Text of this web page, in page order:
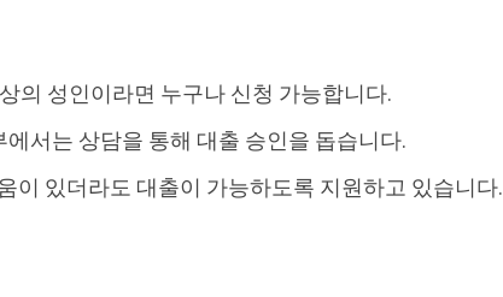
의 성인이라면 누구나 신청 가능합니다.
서는 상담을 통해 대출 승인을 돕습니다.
이 있더라도 대출이 가능하도록 지원하고 있습니다.